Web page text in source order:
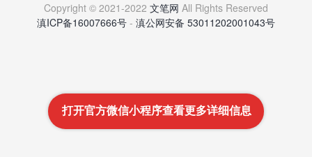
Copyright © 2021-2022 文笔网 All Rights Reserved
滇ICP备16007666号 - 滇公网安备 53011202001043号
打开官方微信小程序查看更多详细信息